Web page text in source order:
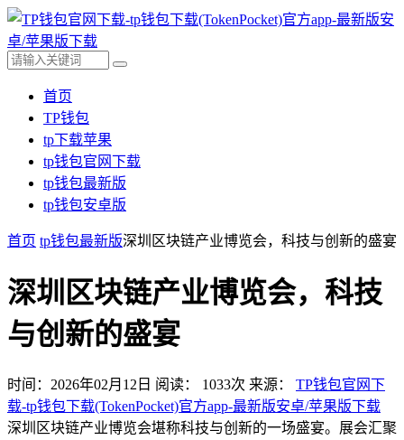
首页
TP钱包
tp下载苹果
tp钱包官网下载
tp钱包最新版
tp钱包安卓版
首页 tp钱包最新版深圳区块链产业博览会，科技与创新的盛宴
深圳区块链产业博览会，科技
与创新的盛宴
时间：2026年02月12日 阅读： 1033次 来源： TP钱包官网下
载-tp钱包下载(TokenPocket)官方app-最新版安卓/苹果版下载
深圳区块链产业博览会堪称科技与创新的一场盛宴。展会汇聚